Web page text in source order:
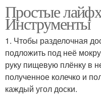
Простые
Инструменты
1. Чтобы разделочная
подложить под неё
руку пищевую плёнку в
полученное колечко и
каждый угол доски.